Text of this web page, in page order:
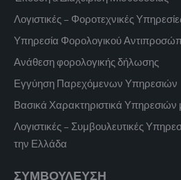
Λογιστικές – Φοροτεχνικές
Υπηρεσία Φορολογικού
Ανάθεση φορολογικής δήλωσης
Εγγύηση Παρεχόμενων Υπηρεσιών
Βασικά Χαρακτηριστικά Υπηρεσιών
Λογιστικές – Συμβουλευτικές
την Ελλάδα
ΣΥΜΒΟΥΛΕΥΣΗ